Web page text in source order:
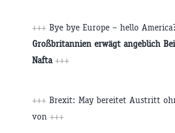
+++ Bye bye Europe – hello
Großbritannien erwägt angeblich
Nafta +++
+++ Brexit: May bereitet Austritt
von +++